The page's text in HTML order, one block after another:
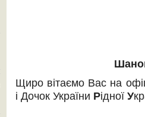
Щиро вітаємо Вас на
і Дочок України Рідної У